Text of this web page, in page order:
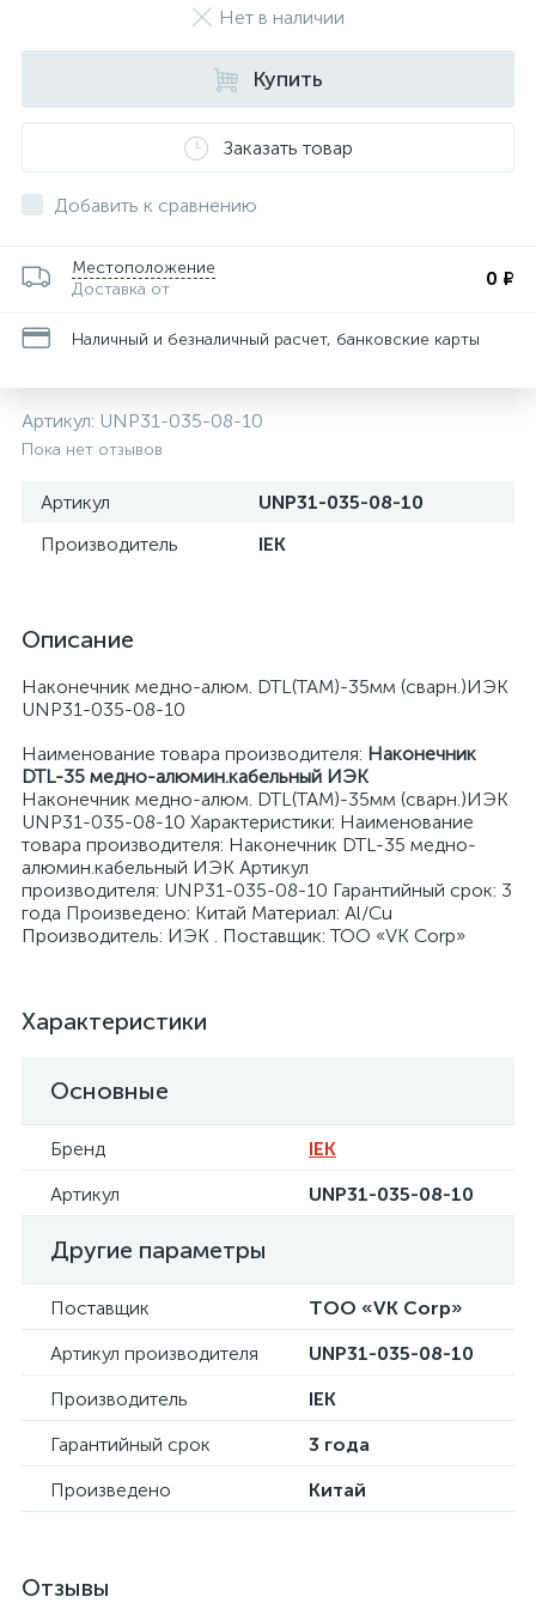
Нет в наличии
Купить
Заказать товар
Добавить к сравнению
Местоположение
Доставка от
0 ₽
Наличный и безналичный расчет, банковские карты
Артикул: UNP31-035-08-10
Пока нет отзывов
Артикул
UNP31-035-08-10
Производитель
IEK
Описание
Наконечник медно-алюм. DTL(ТАМ)-35мм (сварн.)ИЭК
UNP31-035-08-10
Наименование товара производителя: Наконечник
DTL-35 медно-алюмин.кабельный ИЭК
Наконечник медно-алюм. DTL(ТАМ)-35мм (сварн.)ИЭК
UNP31-035-08-10 Характеристики: Наименование
товара производителя: Наконечник DTL-35 медно-
алюмин.кабельный ИЭК Артикул
производителя: UNP31-035-08-10 Гарантийный срок: 3
года Произведено: Китай Материал: Al/Cu
Производитель: ИЭК . Поставщик: ТОО «VK Corp»
Характеристики
Основные
Бренд
IEK
Артикул
UNP31-035-08-10
Другие параметры
Поставщик
ТОО «VK Corp»
Артикул производителя
UNP31-035-08-10
Производитель
IEK
Гарантийный срок
3 года
Произведено
Китай
Отзывы